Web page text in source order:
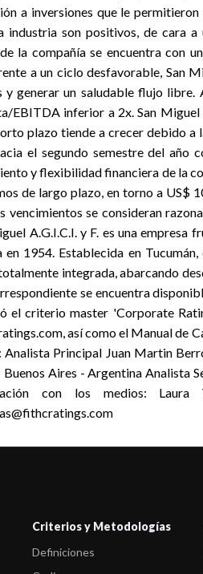
a inversiones que le
industria son positivos, de cara
la compañía se encuentra con
a un ciclo desfavorable, San
y generar un saludable flujo libre.
EBITDA inferior a 2x. San Miguel
plazo tiende a crecer debido
el segundo semestre del año
y flexibilidad financiera de la
de largo plazo, en torno a US$
vencimientos se consideran
A.G.I.C.I. y F. es una
en 1954. Establecida en
integrada, abarcando
se encuentra
el criterio master 'Corporate
así como el Manual de
Analista Principal Juan Martin
Buenos Aires - Argentina Analista
con los medios:
Criterios y Metodologías
Definiciones